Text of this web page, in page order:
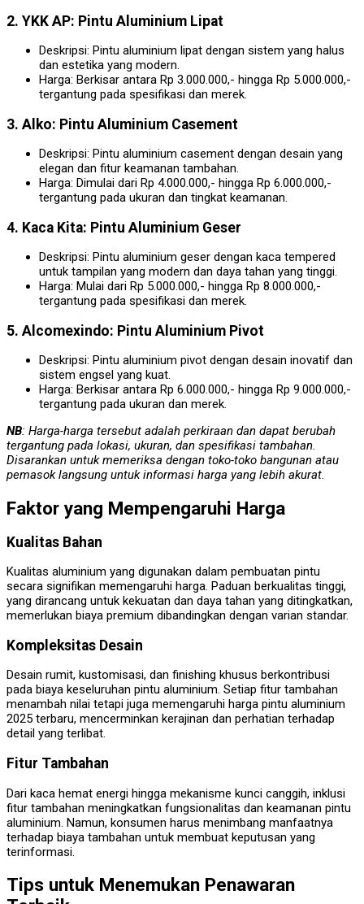
2. YKK AP: Pintu Aluminium Lipat
Deskripsi: Pintu aluminium lipat dengan sistem yang halus
dan estetika yang modern.
Harga: Berkisar antara Rp 3.000.000,- hingga Rp 5.000.000,-
tergantung pada spesifikasi dan merek.
3. Alko: Pintu Aluminium Casement
Deskripsi: Pintu aluminium casement dengan desain yang
elegan dan fitur keamanan tambahan.
Harga: Dimulai dari Rp 4.000.000,- hingga Rp 6.000.000,-
tergantung pada ukuran dan tingkat keamanan.
4. Kaca Kita: Pintu Aluminium Geser
Deskripsi: Pintu aluminium geser dengan kaca tempered
untuk tampilan yang modern dan daya tahan yang tinggi.
Harga: Mulai dari Rp 5.000.000,- hingga Rp 8.000.000,-
tergantung pada spesifikasi dan merek.
5. Alcomexindo: Pintu Aluminium Pivot
Deskripsi: Pintu aluminium pivot dengan desain inovatif dan
sistem engsel yang kuat.
Harga: Berkisar antara Rp 6.000.000,- hingga Rp 9.000.000,-
tergantung pada ukuran dan merek.
NB: Harga-harga tersebut adalah perkiraan dan dapat berubah
tergantung pada lokasi, ukuran, dan spesifikasi tambahan.
Disarankan untuk memeriksa dengan toko-toko bangunan atau
pemasok langsung untuk informasi harga yang lebih akurat.
Faktor yang Mempengaruhi Harga
Kualitas Bahan
Kualitas aluminium yang digunakan dalam pembuatan pintu
secara signifikan memengaruhi harga. Paduan berkualitas tinggi,
yang dirancang untuk kekuatan dan daya tahan yang ditingkatkan,
memerlukan biaya premium dibandingkan dengan varian standar.
Kompleksitas Desain
Desain rumit, kustomisasi, dan finishing khusus berkontribusi
pada biaya keseluruhan pintu aluminium. Setiap fitur tambahan
menambah nilai tetapi juga memengaruhi harga pintu aluminium
2025 terbaru, mencerminkan kerajinan dan perhatian terhadap
detail yang terlibat.
Fitur Tambahan
Dari kaca hemat energi hingga mekanisme kunci canggih, inklusi
fitur tambahan meningkatkan fungsionalitas dan keamanan pintu
aluminium. Namun, konsumen harus menimbang manfaatnya
terhadap biaya tambahan untuk membuat keputusan yang
terinformasi.
Tips untuk Menemukan Penawaran